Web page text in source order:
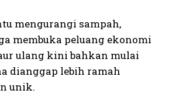
mengurangi sampah,
membuka peluang ekonomi
ulang kini bahkan mulai
dianggap lebih ramah
unik.